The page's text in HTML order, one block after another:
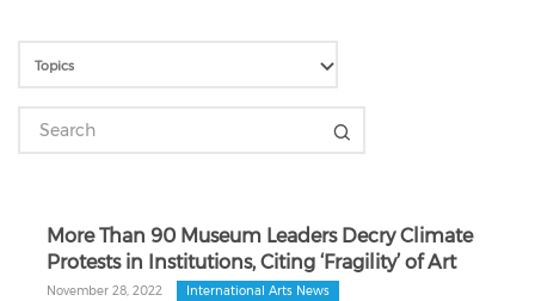
More Than 90 Museum Leaders Decry Climate
Protests in Institutions, Citing ‘Fragility’ of Art
November 28, 2022 International Arts News